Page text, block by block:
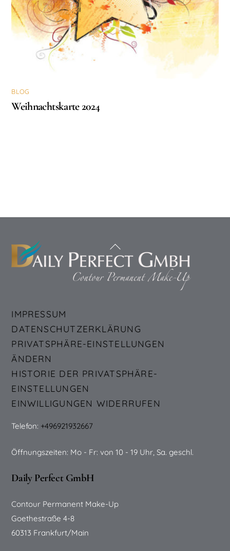
BLOG
Weihnachtskarte 2024
Back
To
Top
IMPRESSUM
DATENSCHUTZERKLÄRUNG
PRIVATSPHÄRE-EINSTELLUNGEN
ÄNDERN
HISTORIE DER PRIVATSPHÄRE-
EINSTELLUNGEN
EINWILLIGUNGEN WIDERRUFEN
Telefon: +496921932667
Öffnungszeiten: Mo - Fr: von 10 - 19 Uhr, Sa. geschl.
Daily Perfect GmbH
Contour Permanent Make-Up
Goethestraße 4-8
60313 Frankfurt/Main